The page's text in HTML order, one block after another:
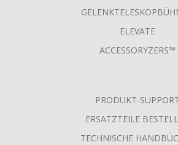
ELEVATE
ACCESSORYZERS™
PRODUKT-
ERSATZTEILE
TECHNISCHE